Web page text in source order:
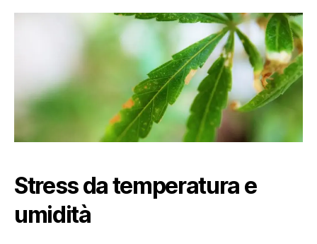
Stress da temperatura e
umidità